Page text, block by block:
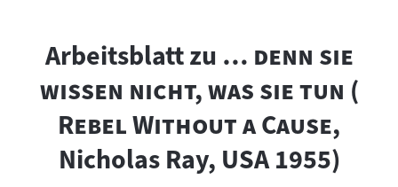
Arbeitsblatt zu "
… denn sie
wissen nicht, was sie tun "
("
Rebel Without a Cause"
,
Nicholas Ray, USA 1955)